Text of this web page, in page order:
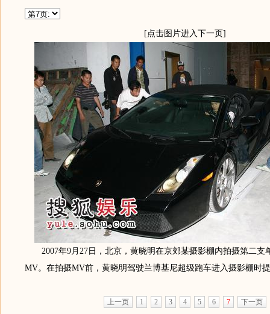
[点击图片进入下一页]
2007年9月27日，北京，黄晓明在京郊某摄影棚内拍摄第二支
MV。在拍摄MV前，黄晓明驾驶兰博基尼超级跑车进入摄影棚时
上一页 1 2 3 4 5 6 7 下一页